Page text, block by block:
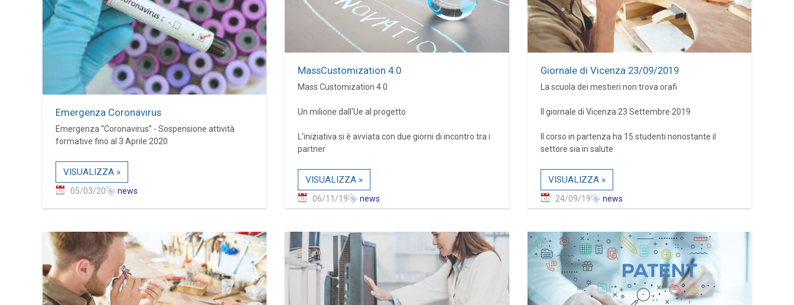
Emergenza Coronavirus
Emergenza “Coronavirus” - Sospensione attività
formative fino al 3 Aprile 2020
VISUALIZZA »
05/03/20 news
MassCustomization 4.0
Mass Customization 4.0
Un milione dall'Ue al progetto
L'iniziativa si è avviata con due giorni di incontro tra i
partner
VISUALIZZA »
06/11/19 news
Giornale di Vicenza 23/09/2019
La scuola dei mestieri non trova orafi
Il giornale di Vicenza 23 Settembre 2019
Il corso in partenza ha 15 studenti nonostante il
settore sia in salute
VISUALIZZA »
24/09/19 news